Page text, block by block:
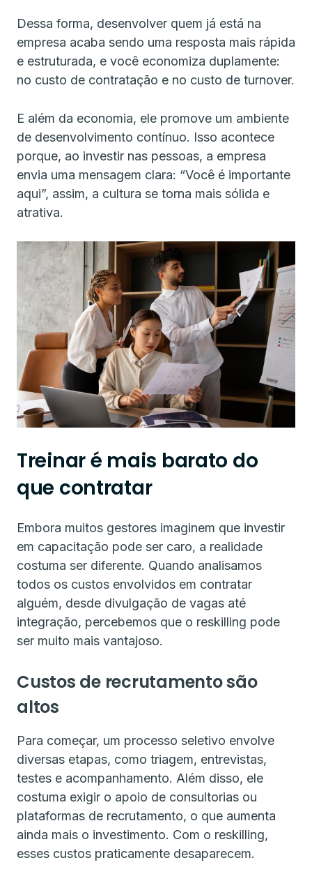
Dessa forma, desenvolver quem já está na
empresa acaba sendo uma resposta mais rápida
e estruturada, e você economiza duplamente:
no custo de contratação e no custo de turnover.
E além da economia, ele promove um ambiente
de desenvolvimento contínuo. Isso acontece
porque, ao investir nas pessoas, a empresa
envia uma mensagem clara: “Você é importante
aqui”, assim, a cultura se torna mais sólida e
atrativa.
Treinar é mais barato do
que contratar
Embora muitos gestores imaginem que investir
em capacitação pode ser caro, a realidade
costuma ser diferente. Quando analisamos
todos os custos envolvidos em contratar
alguém, desde divulgação de vagas até
integração, percebemos que o reskilling pode
ser muito mais vantajoso.
Custos de recrutamento são
altos
Para começar, um processo seletivo envolve
diversas etapas, como triagem, entrevistas,
testes e acompanhamento. Além disso, ele
costuma exigir o apoio de consultorias ou
plataformas de recrutamento, o que aumenta
ainda mais o investimento. Com o reskilling,
esses custos praticamente desaparecem.